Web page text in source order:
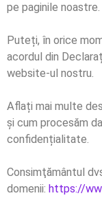
pe paginile noastre.
Puteți, în orice
acordul din
website-ul nostru.
Aflați mai multe
și cum procesăm
confidențialitate.
Consimţământul
domenii: https://